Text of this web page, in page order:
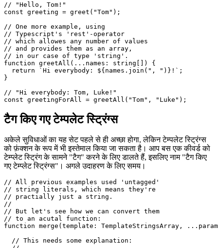
  // *embedded* inside a string.
  return `Hello, ${name}!`;
// "Hello, Tom!"
const greeting = greet("Tom");
// One more example, using
// Typescript's 'rest'-operator
// which allowes any number of values
// and provides them as an array,
// in our case of type 'string'.
function greetAll(...names: string[]) {
  return `Hi everybody: ${names.join(", ")}!`;
// "Hi everybody: Tom, Luke!"
टैग किए गए टेम्पलेट स्ट्रिंग्स
अकेले सुविधाओं का यह सेट पहले से ही अच्छा होगा, लेकिन टेम्पलेट स्ट्रिंग्स
टेम्प्लेट स्ट्रिंग के सामने "टैग" करने के लिए डालते हैं, इसलिए नाम "टैग किए
गए टेम्प्लेट स्ट्रिंग्स"। अगले उदाहरण के लिए समय।
// All previous examples used 'untagged'
// string literals, which means they're
// practially just a string.
// But let's see how we can convert them
// to an acutal function: